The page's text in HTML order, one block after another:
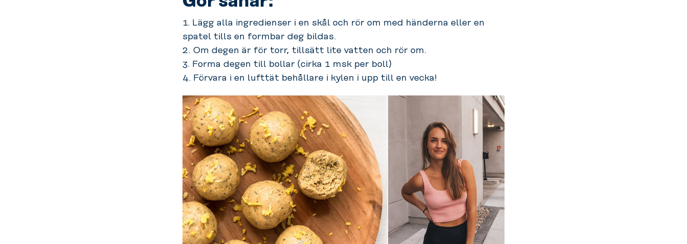
1. Lägg alla ingredienser i en skål och rör om med händerna eller en
spatel tills en formbar deg bildas.
2. Om degen är för torr, tillsätt lite vatten och rör om.
3. Forma degen till bollar (cirka 1 msk per boll)
4. Förvara i en lufttät behållare i kylen i upp till en vecka!